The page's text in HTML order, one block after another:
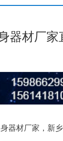
器材厂家
器材厂家，新